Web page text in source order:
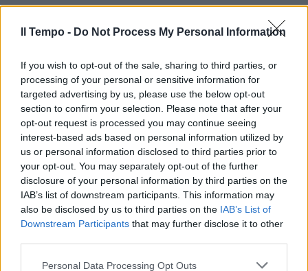
Il Tempo - Do Not Process My Personal Information
If you wish to opt-out of the sale, sharing to third parties, or
processing of your personal or sensitive information for
targeted advertising by us, please use the below opt-out
section to confirm your selection. Please note that after your
opt-out request is processed you may continue seeing
interest-based ads based on personal information utilized by
us or personal information disclosed to third parties prior to
your opt-out. You may separately opt-out of the further
disclosure of your personal information by third parties on the
IAB’s list of downstream participants. This information may
also be disclosed by us to third parties on the IAB’s List of
Downstream Participants that may further disclose it to other
Personal Data Processing Opt Outs
SERIE B Reggina ko in casa,
Vicenza-Siena 2-2 Nel recupero
della 17ª giornata d'andata della
serie B, l'Albinoleffe ha
espugnato il campo della
Reggina vincendo 2-1.
12/12/2010
Paolo Renzetti REGGIO CALABRIA
la striscia positiva dei
biancazzurri che devono